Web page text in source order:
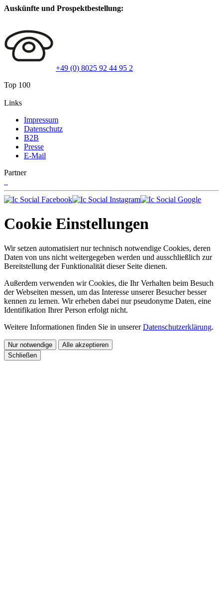
Auskünfte und Prospektbestellung:
+49 (0) 8025 92 44 95 2
Top 100
Links
Impressum
Datenschutz
B2B
Presse
E-Mail
Partner
Cookie Einstellungen
Wir setzen automatisiert nur technisch notwendige Cookies, deren
Daten von uns nicht weitergegeben werden und ausschließlich zur
Bereitstellung der Funktionalität dieser Seite dienen.
Außerdem verwenden wir Cookies, die Ihr Verhalten beim Besuch
der Webseiten messen, um das Interesse unserer Besucher besser
kennen zu lernen. Wir erheben dabei nur pseudonyme Daten, eine
Identifikation Ihrer Person erfolgt nicht.
Weitere Informationen finden Sie in unsererDatenschutzerklärung.
Nur notwendige
Alle akzeptieren
Schließen